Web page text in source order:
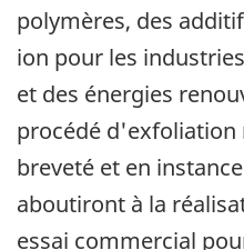
polymères, des
ion pour les
et des énergies
procédé
breveté et en
aboutiront à la
essai commercial